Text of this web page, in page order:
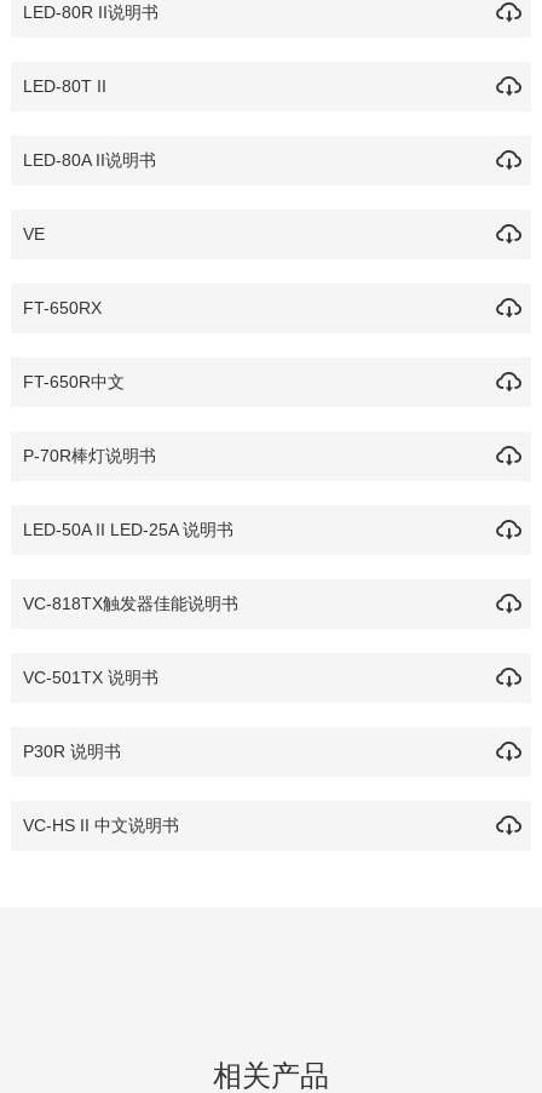
LED-80R II说明书
LED-80T II
LED-80A II说明书
VE
FT-650RX
FT-650R中文
P-70R棒灯说明书
LED-50A II LED-25A 说明书
VC-818TX触发器佳能说明书
VC-501TX 说明书
P30R 说明书
VC-HS II 中文说明书
相关产品